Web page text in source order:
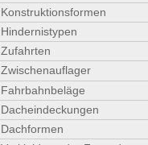
Konstruktionsformen
Hindernistypen
Zufahrten
Zwischenauflager
Fahrbahnbeläge
Dacheindeckungen
Dachformen